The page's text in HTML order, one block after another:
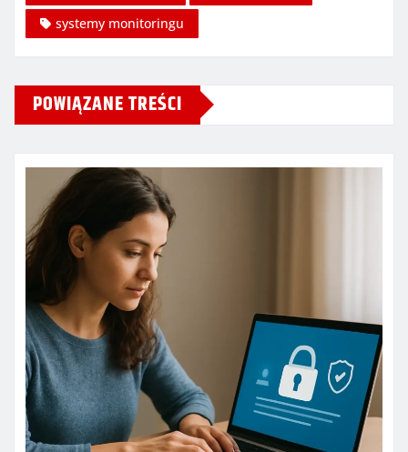
systemy monitoringu
POWIĄZANE TREŚCI